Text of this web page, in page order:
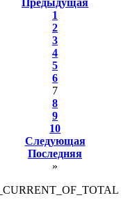
Предыдущая
1
2
3
4
5
6
7
8
9
10
Следующая
Последняя
»